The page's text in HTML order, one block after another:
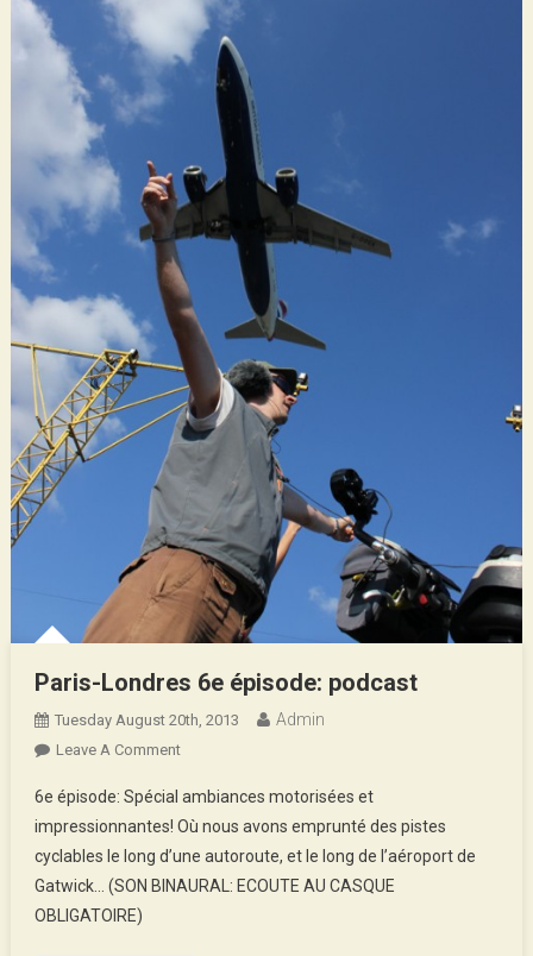
Paris-Londres 6e épisode: podcast
Tuesday August 20th, 2013 Admin
Leave A CommentOn
Londres
6e
Épisode:
Podcast
6e épisode: Spécial ambiances motorisées et
impressionnantes! Où nous avons emprunté des pistes
cyclables le long d’une autoroute, et le long de l’aéroport de
Gatwick… (SON BINAURAL: ECOUTE AU CASQUE
OBLIGATOIRE)